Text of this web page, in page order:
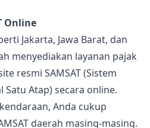
Online
Jakarta, Jawa Barat, dan
menyediakan layanan pajak
resmi SAMSAT (Sistem
Atap) secara online.
Anda cukup
daerah masing-masing.